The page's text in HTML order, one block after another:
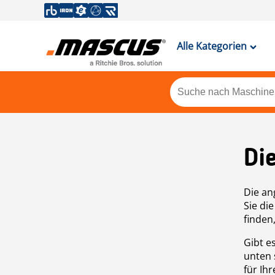
Alle Kategorien
Die
Sie
Gibt
unten
für